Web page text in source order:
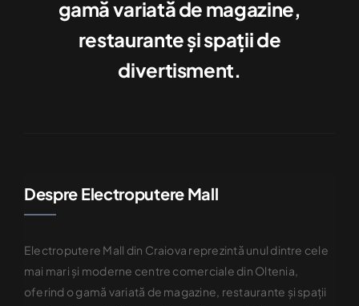
gamă variată de magazine,
restaurante şi spaţii de
divertisment.
Despre Electroputere Mall
Electroputere Mall din Craiova reprezintă unul dintre cele
mai mari şi moderne centre comerciale din Oltenia,
oferind o gamă variată de magazine, restaurante şi spaţii